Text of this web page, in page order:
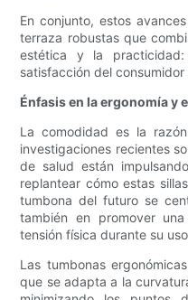
En conjunto, estos
terraza robustas que
estética y la practicidad:
satisfacción del
Énfasis en la ergonomía y
La comodidad es la
investigaciones recientes
de salud están
replantear cómo estas
tumbona del futuro se
también en promover
tensión física durante su
Las tumbonas
que se adapta a la